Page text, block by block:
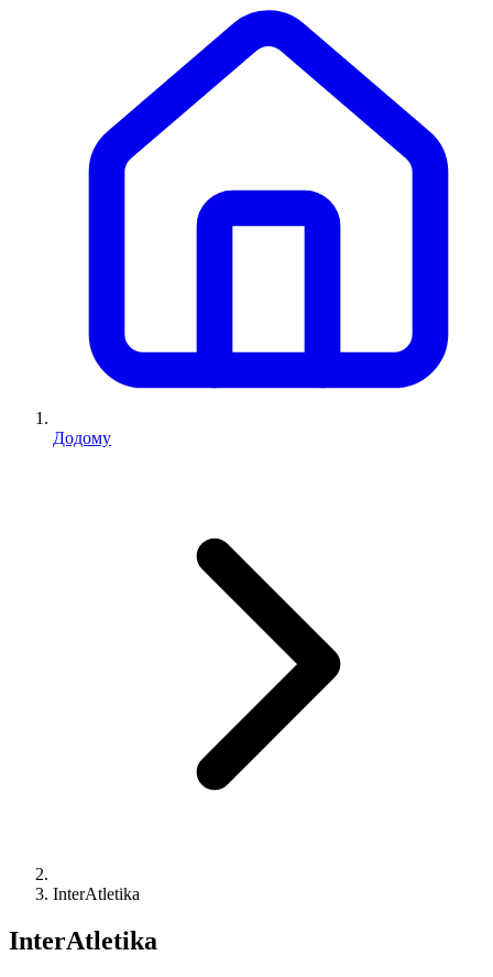
Додому
InterAtletika
InterAtletika